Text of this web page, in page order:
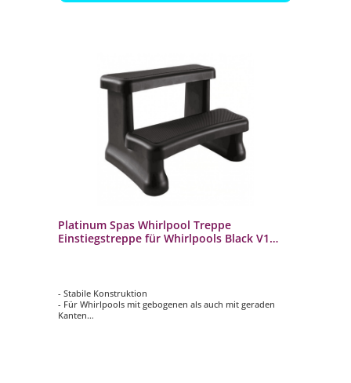
Platinum Spas Whirlpool Treppe
Einstiegstreppe für Whirlpools Black V1
- Stabile Konstruktion
- Für Whirlpools mit gebogenen als auch mit geraden
Kanten